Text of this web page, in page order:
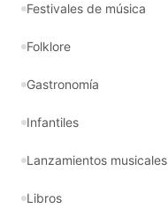
Festivales de música
Folklore
Gastronomía
Infantiles
Lanzamientos musicales
Libros